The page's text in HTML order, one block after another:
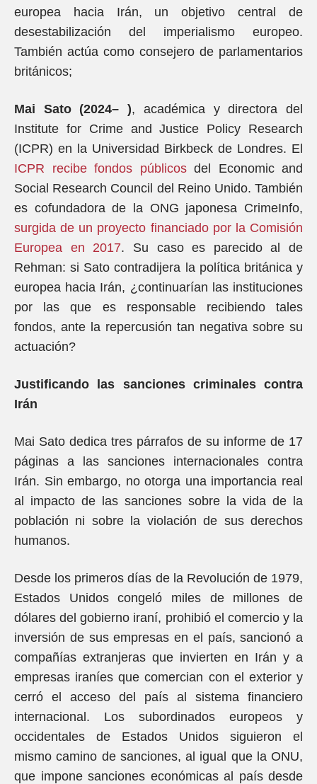
europea hacia Irán, un objetivo central de
desestabilización del imperialismo europeo.
También actúa como consejero de parlamentarios
británicos;
Mai Sato (2024– ), académica y directora del
Institute for Crime and Justice Policy Research
(ICPR) en la Universidad Birkbeck de Londres. El
ICPR recibe fondos públicosdel Economic and
Social Research Council del Reino Unido. También
es cofundadora de la ONG japonesa CrimeInfo,
surgida de un proyecto financiado por la Comisión
Europea en 2017. Su caso es parecido al de
Rehman: si Sato contradijera la política británica y
europea hacia Irán, ¿continuarían las instituciones
por las que es responsable recibiendo tales
fondos, ante la repercusión tan negativa sobre su
actuación?
Justificando las sanciones criminales contra
Irán
Mai Sato dedica tres párrafos de su informe de 17
páginas a las sanciones internacionales contra
Irán. Sin embargo, no otorga una importancia real
al impacto de las sanciones sobre la vida de la
población ni sobre la violación de sus derechos
humanos.
Desde los primeros días de la Revolución de 1979,
Estados Unidos congeló miles de millones de
dólares del gobierno iraní, prohibió el comercio y la
inversión de sus empresas en el país, sancionó a
compañías extranjeras que invierten en Irán y a
empresas iraníes que comercian con el exterior y
cerró el acceso del país al sistema financiero
internacional. Los subordinados europeos y
occidentales de Estados Unidos siguieron el
mismo camino de sanciones, al igual que la ONU,
que impone sanciones económicas al país desde